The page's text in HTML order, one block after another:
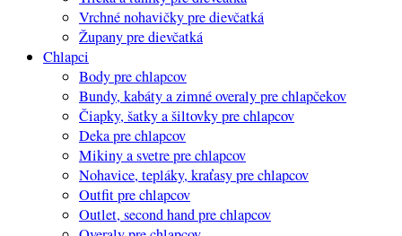
Vrchné nohavičky pre dievčatká
Župany pre dievčatká
Chlapci
Body pre chlapcov
Bundy, kabáty a zimné overaly pre chlapčekov
Čiapky, šatky a šiltovky pre chlapcov
Deka pre chlapcov
Mikiny a svetre pre chlapcov
Nohavice, tepláky, kraťasy pre chlapcov
Outfit pre chlapcov
Outlet, second hand pre chlapcov